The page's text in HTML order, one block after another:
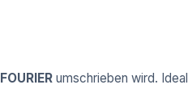
FOURIER umschrieben wird.